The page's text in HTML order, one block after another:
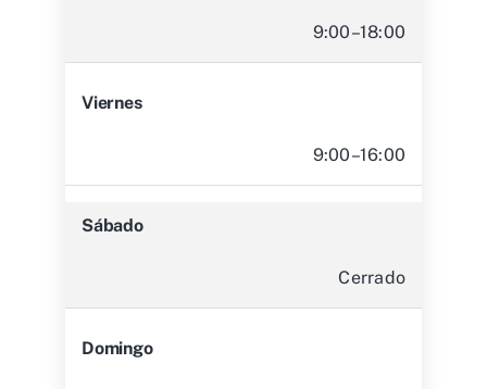
9:00–18:00
Viernes
9:00–16:00
Sábado
Cerrado
Domingo